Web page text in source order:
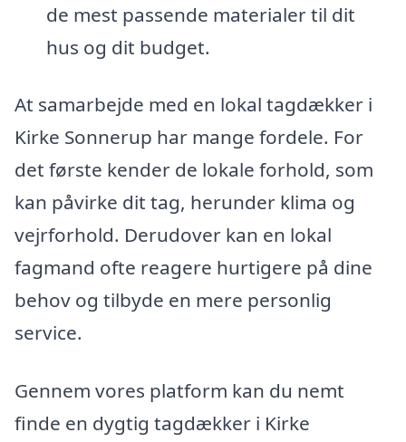
de mest passende materialer til dit
hus og dit budget.
At samarbejde med en lokal tagdækker i
Kirke Sonnerup har mange fordele. For
det første kender de lokale forhold, som
kan påvirke dit tag, herunder klima og
vejrforhold. Derudover kan en lokal
fagmand ofte reagere hurtigere på dine
behov og tilbyde en mere personlig
service.
Gennem vores platform kan du nemt
finde en dygtig tagdækker i Kirke